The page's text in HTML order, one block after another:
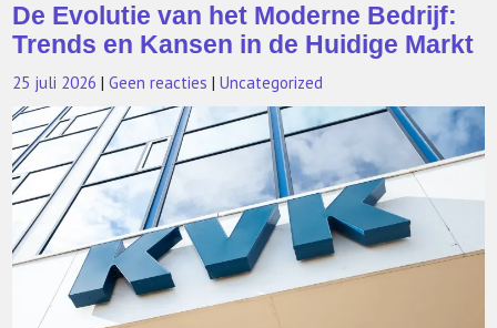
De Evolutie van het Moderne Bedrijf:
Trends en Kansen in de Huidige Markt
25 juli 2026 |Geen reacties |Uncategorized